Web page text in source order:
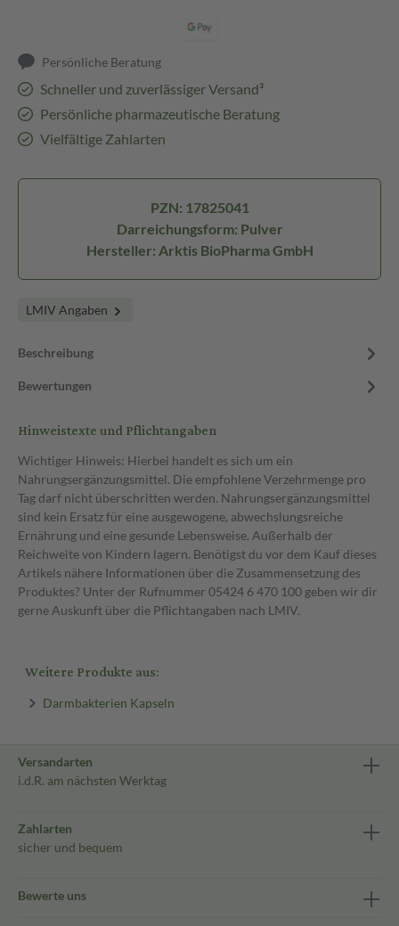
Persönliche Beratung
Schneller und zuverlässiger Versand³
Persönliche pharmazeutische Beratung
Vielfältige Zahlarten
PZN: 17825041
Darreichungsform: Pulver
Hersteller: Arktis BioPharma GmbH
LMIV Angaben
Beschreibung
Bewertungen
Hinweistexte und Pflichtangaben
Wichtiger Hinweis: Hierbei handelt es sich um ein
Nahrungsergänzungsmittel. Die empfohlene Verzehrmenge pro
Tag darf nicht überschritten werden. Nahrungsergänzungsmittel
sind kein Ersatz für eine ausgewogene, abwechslungsreiche
Ernährung und eine gesunde Lebensweise. Außerhalb der
Reichweite von Kindern lagern. Benötigst du vor dem Kauf dieses
Artikels nähere Informationen über die Zusammensetzung des
Produktes? Unter der Rufnummer 05424 6 470 100 geben wir dir
gerne Auskunft über die Pflichtangaben nach LMIV.
Weitere Produkte aus:
Darmbakterien Kapseln
Versandarten
i.d.R. am nächsten Werktag
Zahlarten
sicher und bequem
Bewerte uns